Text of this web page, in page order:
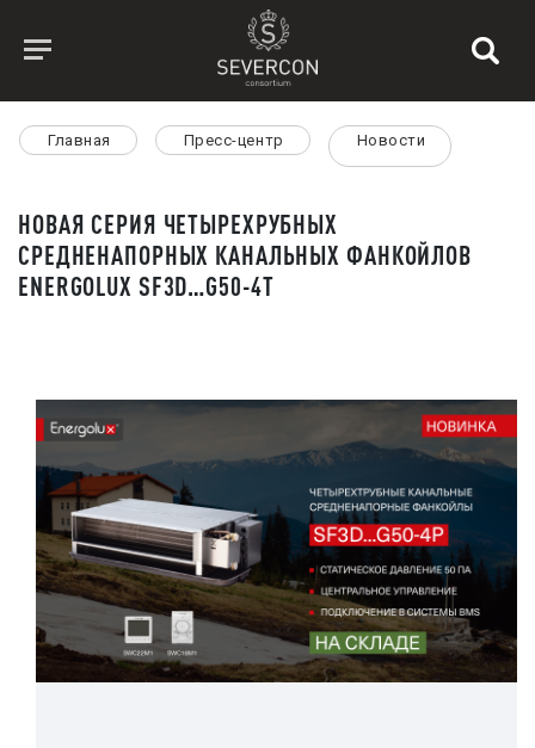
Главная Пресс-центр Новости
НОВАЯ СЕРИЯ ЧЕТЫРЕХРУБНЫХ
СРЕДНЕНАПОРНЫХ КАНАЛЬНЫХ ФАНКОЙЛОВ
ENERGOLUX SF3D…G50-4T